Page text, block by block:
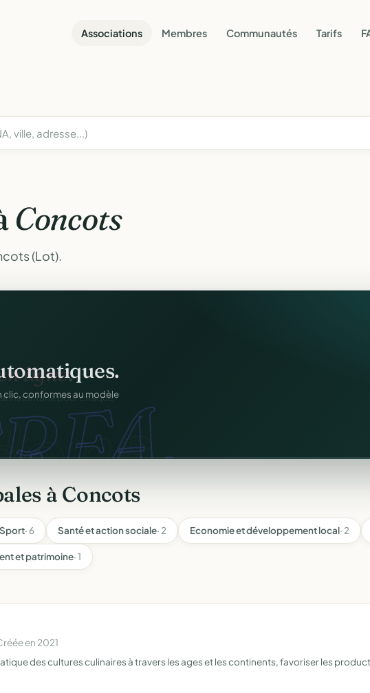
Associations Membres Communautés Tarifs
Concots
(Lot).
clic, conformes au modèle
à Concots
Sport· 6 Santé et action sociale· 2 Economie et développement local· 2
et patrimoine· 1
en 2021
des cultures culinaires à travers les ages et les continents, favoriser les